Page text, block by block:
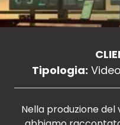
Tipologia:
Nella produzione del